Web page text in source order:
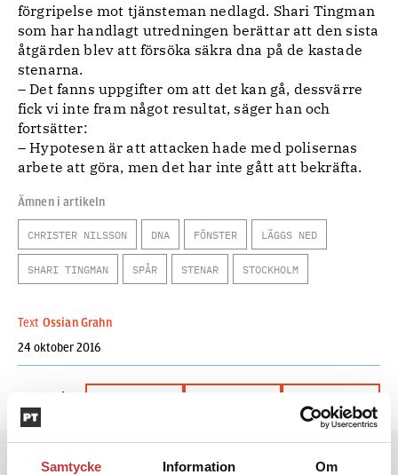
Samtycke Information Om
förgripelse mot tjänsteman nedlagd. Shari Tingman
som har handlagt utredningen berättar att den sista
åtgärden blev att försöka säkra dna på de kastade
stenarna.
– Det fanns uppgifter om att det kan gå, dessvärre
fick vi inte fram något resultat, säger han och
fortsätter:
– Hypotesen är att attacken hade med polisernas
arbete att göra, men det har inte gått att bekräfta.
Ämnen i artikeln
CHRISTER NILSSON DNA FÖNSTER LÄGGS NED
SHARI TINGMAN SPÅR STENAR STOCKHOLM
Text Ossian Grahn
24 oktober 2016